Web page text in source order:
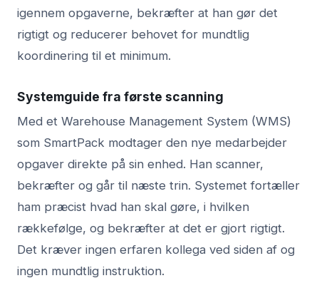
igennem opgaverne, bekræfter at han gør det
rigtigt og reducerer behovet for mundtlig
koordinering til et minimum.
Systemguide fra første scanning
Med et Warehouse Management System (WMS)
som SmartPack modtager den nye medarbejder
opgaver direkte på sin enhed. Han scanner,
bekræfter og går til næste trin. Systemet fortæller
ham præcist hvad han skal gøre, i hvilken
rækkefølge, og bekræfter at det er gjort rigtigt.
Det kræver ingen erfaren kollega ved siden af og
ingen mundtlig instruktion.